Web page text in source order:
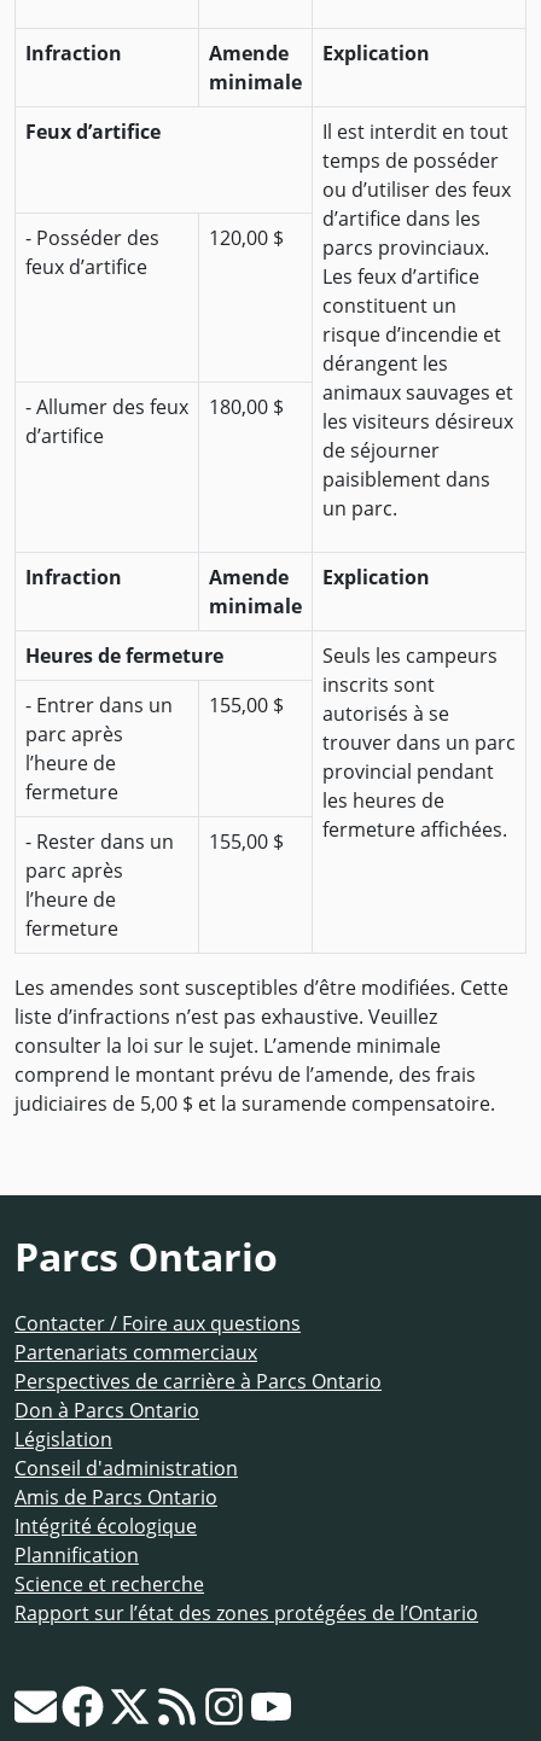
Infraction
Amende
minimale
Explication
Feux d’artifice
Il est interdit en tout
temps de posséder
ou d’utiliser des feux
d’artifice dans les
parcs provinciaux.
Les feux d’artifice
constituent un
risque d’incendie et
dérangent les
animaux sauvages et
les visiteurs désireux
de séjourner
paisiblement dans
un parc.
- Posséder des
feux d’artifice
120,00 $
- Allumer des feux
d’artifice
180,00 $
Infraction
Amende
minimale
Explication
Heures de fermeture
Seuls les campeurs
inscrits sont
autorisés à se
trouver dans un parc
provincial pendant
les heures de
fermeture affichées.
- Entrer dans un
parc après
l’heure de
fermeture
155,00 $
- Rester dans un
parc après
l’heure de
fermeture
155,00 $
Les amendes sont susceptibles d’être modifiées. Cette
liste d’infractions n’est pas exhaustive. Veuillez
consulter la loi sur le sujet. L’amende minimale
comprend le montant prévu de l’amende, des frais
judiciaires de 5,00 $ et la suramende compensatoire.
Parcs Ontario
Contacter / Foire aux questions
Partenariats commerciaux
Perspectives de carrière à Parcs Ontario
Don à Parcs Ontario
Législation
Conseil d'administration
Amis de Parcs Ontario
Intégrité écologique
Plannification
Science et recherche
Rapport sur l’état des zones protégées de l’Ontario